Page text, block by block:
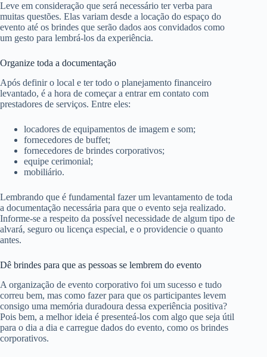
Leve em consideração que será necessário ter verba para
muitas questões. Elas variam desde a locação do espaço do
evento até os brindes que serão dados aos convidados como
um gesto para lembrá-los da experiência.
Organize toda a documentação
Após definir o local e ter todo o planejamento financeiro
levantado, é a hora de começar a entrar em contato com
prestadores de serviços. Entre eles:
locadores de equipamentos de imagem e som;
fornecedores de buffet;
fornecedores de brindes corporativos;
equipe cerimonial;
mobiliário.
Lembrando que é fundamental fazer um levantamento de toda
a documentação necessária para que o evento seja realizado.
Informe-se a respeito da possível necessidade de algum tipo de
alvará, seguro ou licença especial, e o providencie o quanto
antes.
Dê brindes para que as pessoas se lembrem do evento
A organização de evento corporativo foi um sucesso e tudo
correu bem, mas como fazer para que os participantes levem
consigo uma memória duradoura dessa experiência positiva?
Pois bem, a melhor ideia é presenteá-los com algo que seja útil
para o dia a dia e carregue dados do evento, como os brindes
corporativos.